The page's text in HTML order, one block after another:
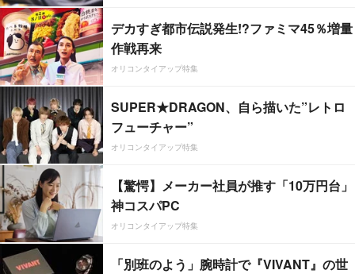
デカすぎ都市伝説発生!?ファミマ45％増量
作戦再来
オリコンタイアップ特集
SUPER★DRAGON、自ら描いた”レトロ
フューチャー”
オリコンタイアップ特集
【驚愕】メーカー社員が推す「10万円台」
神コスパPC
オリコンタイアップ特集
「別班のよう」腕時計で『VIVANT』の世